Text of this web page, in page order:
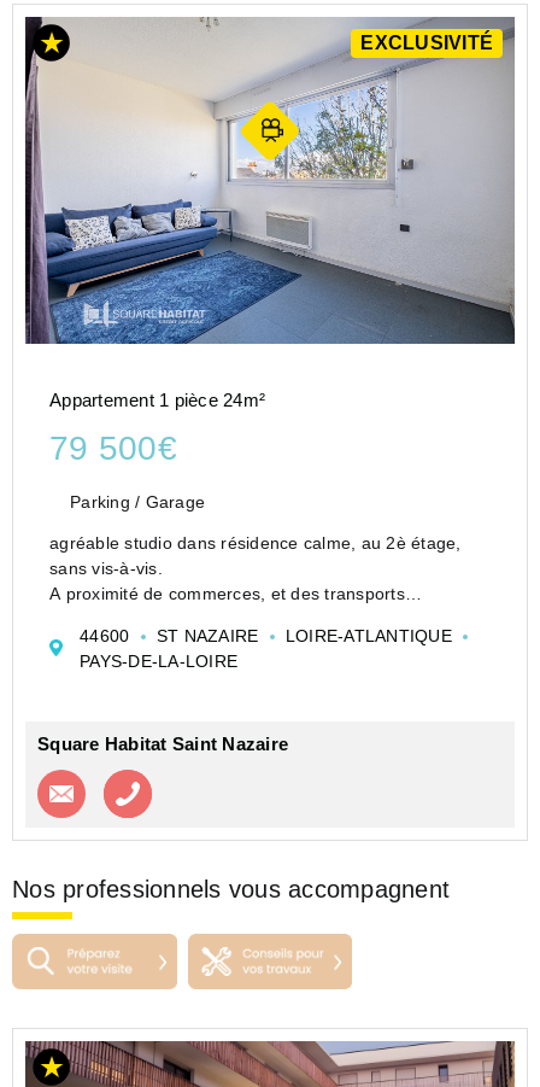
EXCLUSIVITÉ
Appartement 1 pièce 24m²
79 500€
Parking / Garage
agréable studio dans résidence calme, au 2è étage,
sans vis-à-vis.
A proximité de commerces, et des transports
-local à vélos
- locataire en place jusqu'à fin août
44600 ST NAZAIRE
LOIRE-ATLANTIQUE
PAYS-DE-LA-LOIRE
Square Habitat Saint Nazaire
Contacter l'agence
Nos professionnels vous accompagnent